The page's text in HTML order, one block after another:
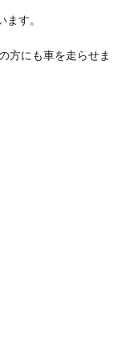
す。
方にも車を走らせま